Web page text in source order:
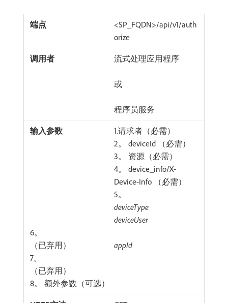
<SP_FQDN>/api/v1/auth
orize
流式处理应用程序
或
程序员服务
1.请求者（必需）
2。 deviceId （必需）
3。 资源（必需）
4。 device_info/X-
Device-Info （必需）
5。
deviceType
6。
deviceUser
（已弃用）
7。
appId
（已弃用）
8。 额外参数（可选）